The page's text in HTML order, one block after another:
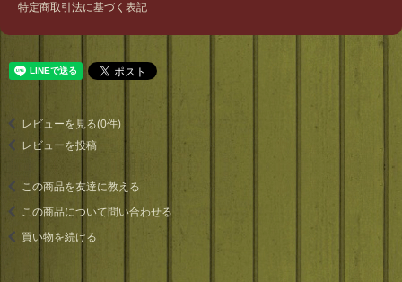
特定商取引法に基づく表記
レビューを見る(0件)
レビューを投稿
この商品を友達に教える
この商品について問い合わせる
買い物を続ける